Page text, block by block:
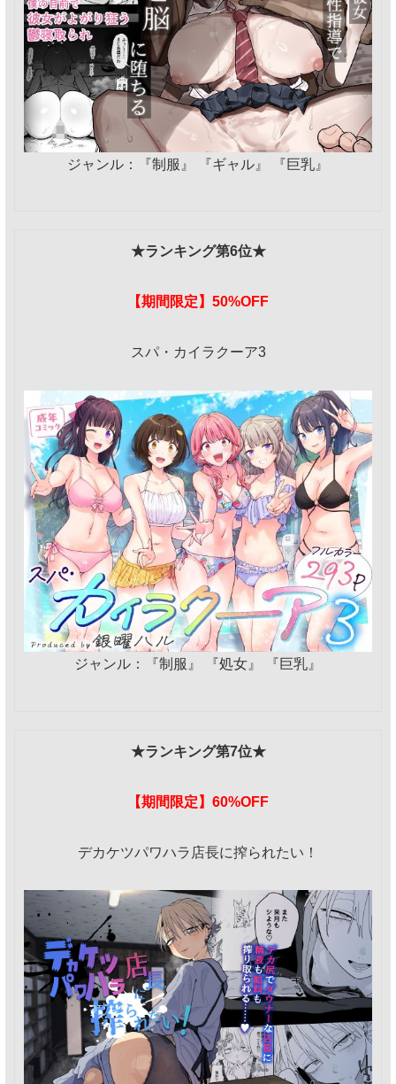
ジャンル：『制服』 『ギャル』 『巨乳』
★ランキング第6位★
【期間限定】50%OFF
スパ・カイラクーア3
ジャンル：『制服』 『処女』 『巨乳』
★ランキング第7位★
【期間限定】60%OFF
デカケツパワハラ店長に搾られたい！